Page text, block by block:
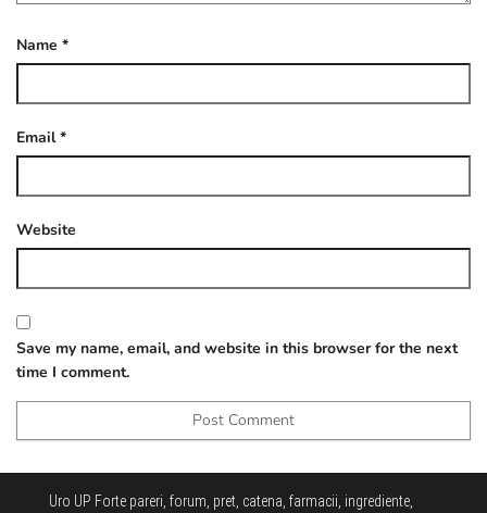
Name *
Email*
Website
Save my name, email, and website in this browser for the next
time I comment.
Uro UP Forte pareri, forum, pret, catena, farmacii, ingrediente,